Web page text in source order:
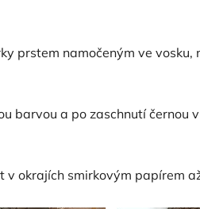
prstem namočeným ve
barvou a po zaschnutí černou
v okrajích smirkovým papírem